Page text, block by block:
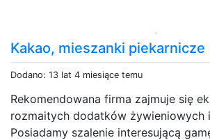
Kakao, mieszanki piekarnicze
Dodano: 13 lat 4 miesiące temu
Rekomendowana firma zajmuje się
rozmaitych dodatków żywieniowych
Posiadamy szalenie interesującą